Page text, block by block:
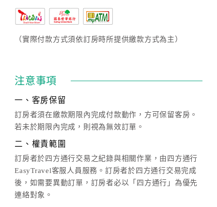
（實際付款方式須依訂房時所提供繳款方式為主）
注意事項
一、客房保留
訂房者須在繳款期限內完成付款動作，方可保留客房。
若未於期限內完成，則視為無效訂單。
二、權責範圍
訂房者於四方通行交易之紀錄與相關作業，由四方通行
EasyTravel客服人員服務。訂房者於四方通行交易完成
後，如需要異動訂單，訂房者必以「四方通行」為優先
連絡對象。